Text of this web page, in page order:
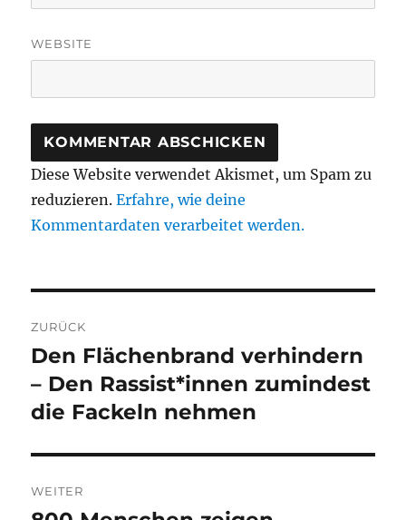
WEBSITE
Diese Website verwendet Akismet, um Spam zu
reduzieren.Erfahre, wie deine
Kommentardaten verarbeitet werden.
ZURÜCK
Vorheriger
Beitrag:
Den Flächenbrand verhindern
– Den Rassist*innen zumindest
die Fackeln nehmen
WEITER